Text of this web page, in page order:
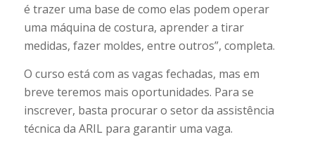
é trazer uma base de como elas podem operar
uma máquina de costura, aprender a tirar
medidas, fazer moldes, entre outros”, completa.
O curso está com as vagas fechadas, mas em
breve teremos mais oportunidades. Para se
inscrever, basta procurar o setor da assistência
técnica da ARIL para garantir uma vaga.